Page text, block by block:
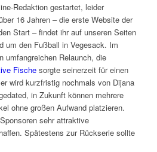
Redaktion gestartet, leider
16 Jahren – die erste Website der
Start – findet ihr auf unseren Seiten
um den Fußball in Vegesack. Im
umfangreichen Relaunch, die
Fische sorgte seinerzeit für einen
wird kurzfristig nochmals von Dijana
in Zukunft können mehrere
ohne großen Aufwand platzieren.
sehr attraktive
Spätestens zur Rückserie sollte